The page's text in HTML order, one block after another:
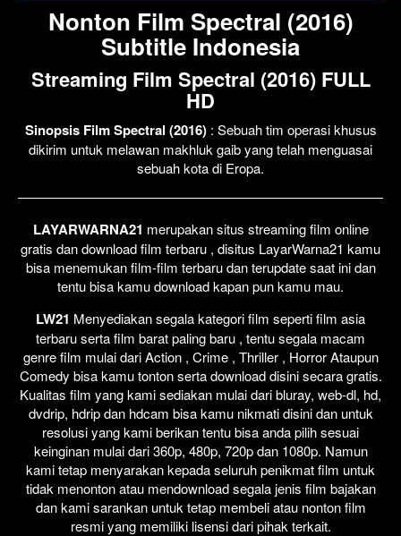
Nonton Film Spectral (2016)
Subtitle Indonesia
Streaming Film Spectral (2016) FULL
HD
Sinopsis Film Spectral (2016) : Sebuah tim operasi khusus
dikirim untuk melawan makhluk gaib yang telah menguasai
sebuah kota di Eropa.
LAYARWARNA21 merupakan situs streaming film online
gratis dan download film terbaru , disitus LayarWarna21 kamu
bisa menemukan film-film terbaru dan terupdate saat ini dan
tentu bisa kamu download kapan pun kamu mau.
LW21 Menyediakan segala kategori film seperti film asia
terbaru serta film barat paling baru , tentu segala macam
genre film mulai dari Action , Crime , Thriller , Horror Ataupun
Comedy bisa kamu tonton serta download disini secara gratis.
Kualitas film yang kami sediakan mulai dari bluray, web-dl, hd,
dvdrip, hdrip dan hdcam bisa kamu nikmati disini dan untuk
resolusi yang kami berikan tentu bisa anda pilih sesuai
keinginan mulai dari 360p, 480p, 720p dan 1080p. Namun
kami tetap menyarakan kepada seluruh penikmat film untuk
tidak menonton atau mendownload segala jenis film bajakan
dan kami sarankan untuk tetap membeli atau nonton film
resmi yang memiliki lisensi dari pihak terkait.